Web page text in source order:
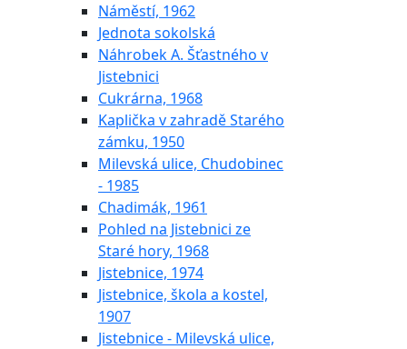
Náměstí, 1962
Jednota sokolská
Náhrobek A. Šťastného v
Jistebnici
Cukrárna, 1968
Kaplička v zahradě Starého
zámku, 1950
Milevská ulice, Chudobinec
- 1985
Chadimák, 1961
Pohled na Jistebnici ze
Staré hory, 1968
Jistebnice, 1974
Jistebnice, škola a kostel,
1907
Jistebnice - Milevská ulice,